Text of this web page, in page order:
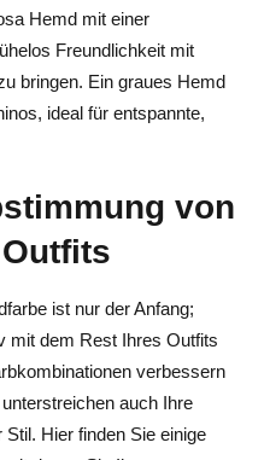
Hemd mit einer
Freundlichkeit mit
bringen. Ein graues Hemd
ideal für entspannte,
von
ist nur der Anfang;
mit dem Rest Ihres Outfits
verbessern
auch Ihre
Hier finden Sie einige